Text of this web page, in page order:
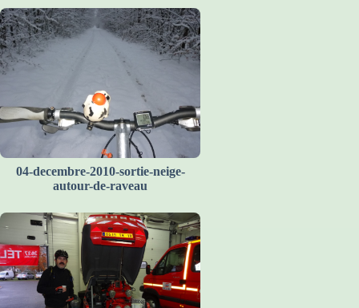
04-decembre-2010-sortie-neige-
autour-de-raveau